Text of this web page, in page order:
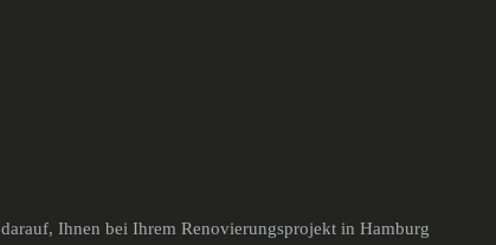
Ihnen bei Ihrem Renovierungsprojekt in Hamburg